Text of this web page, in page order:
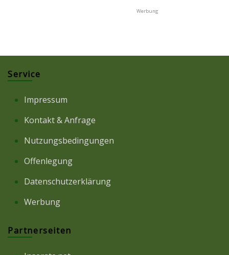
Service
Impressum
Kontakt & Anfrage
Nutzungsbedingungen
Offenlegung
Datenschutzerklärung
Werbung
Partnerseiten